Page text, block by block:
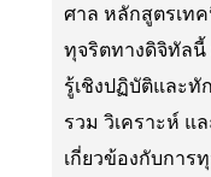
ศาล หลักสูตรเท
ทุจริตทางดิจิทัลนี้
รู้เชิงปฏิบัติและทั
รวม วิเคราะห์ แ
เกี่ยวข้องกับการ